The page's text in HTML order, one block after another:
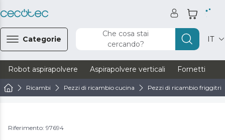
Categorie
Che cosa stai
cercando?
IT
Robot aspirapolvere Aspirapolvere verticali Fornetti
Ricambi Pezzi di ricambio cucina Pezzi di ricambio
Riferimento: 97694